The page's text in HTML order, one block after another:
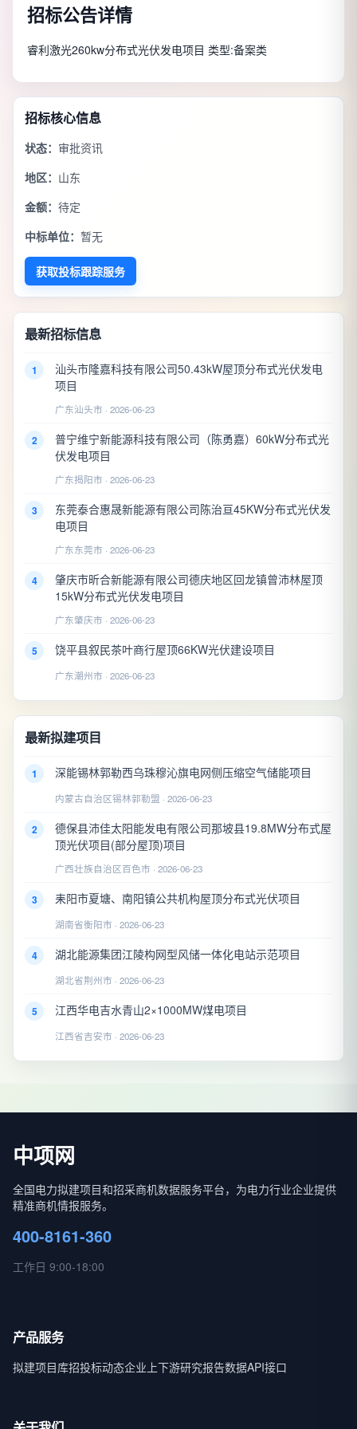
招标公告详情
睿利激光260kw分布式光伏发电项目 类型:备案类
招标核心信息
状态： 审批资讯
地区： 山东
金额： 待定
中标单位： 暂无
获取投标跟踪服务
最新招标信息
1
汕头市隆嘉科技有限公司50.43kW屋顶分布式光伏发电
项目
广东汕头市 · 2026-06-23
2
普宁维宁新能源科技有限公司（陈勇嘉）60kW分布式光
伏发电项目
广东揭阳市 · 2026-06-23
3
东莞泰合惠晟新能源有限公司陈治亘45KW分布式光伏发
电项目
广东东莞市 · 2026-06-23
4
肇庆市昕合新能源有限公司德庆地区回龙镇曾沛林屋顶
15kW分布式光伏发电项目
广东肇庆市 · 2026-06-23
5 饶平县叙民茶叶商行屋顶66KW光伏建设项目
广东潮州市 · 2026-06-23
最新拟建项目
1 深能锡林郭勒西乌珠穆沁旗电网侧压缩空气储能项目
内蒙古自治区锡林郭勒盟 · 2026-06-23
2
德保县沛佳太阳能发电有限公司那坡县19.8MW分布式屋
顶光伏项目(部分屋顶)项目
广西壮族自治区百色市 · 2026-06-23
3 耒阳市夏塘、南阳镇公共机构屋顶分布式光伏项目
湖南省衡阳市 · 2026-06-23
4 湖北能源集团江陵构网型风储一体化电站示范项目
湖北省荆州市 · 2026-06-23
5 江西华电吉水青山2×1000MW煤电项目
江西省吉安市 · 2026-06-23
中项网
全国电力拟建项目和招采商机数据服务平台，为电力行业企业提供
精准商机情报服务。
400-8161-360
工作日 9:00-18:00
产品服务
拟建项目库招投标动态企业上下游研究报告数据API接口